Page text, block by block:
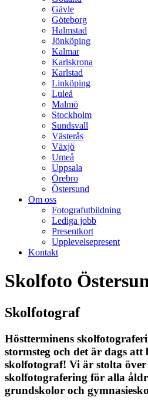
Gävle
Göteborg
Halmstad
Jönköping
Kalmar
Karlskrona
Karlstad
Linköping
Luleå
Malmö
Stockholm
Sundsvall
Västerås
Växjö
Umeå
Uppsala
Örebro
Östersund
Om oss
Fotografutbildning
Lediga jobb
Presentkort
Upplevelsepresent
Kontakt
Skolfoto
Skolfotograf
Höstterminens
stormsteg och det är dags att
skolfotograf! Vi är stolta
skolfotografering för alla
grundskolor och